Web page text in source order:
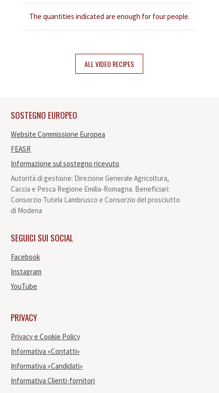
RECIPES
It Es De
The quantities indicated are enough for four people.
ALL VIDEO RECIPES
SOSTEGNO EUROPEO
Website Commissione Europea
FEASR
Informazione sul sostegno ricevuto
Autorità di gestione: Direzione Generale Agricoltura,
Caccia e Pesca Regione Emilia-Romagna. Beneficiari:
Consorzio Tutela Lambrusco e Consorzio del prosciutto
di Modena
SEGUICI SUI SOCIAL
Facebook
Instagram
YouTube
PRIVACY
Privacy e Cookie Policy
Informativa «Contatti»
Informativa «Candidati»
Informativa Clienti-fornitori